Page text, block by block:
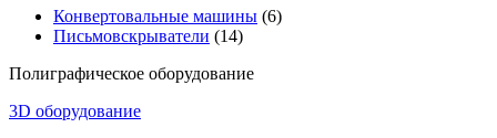
Конвертовальные машины (6)
Письмовскрыватели (14)
Полиграфическое оборудование
3D оборудование